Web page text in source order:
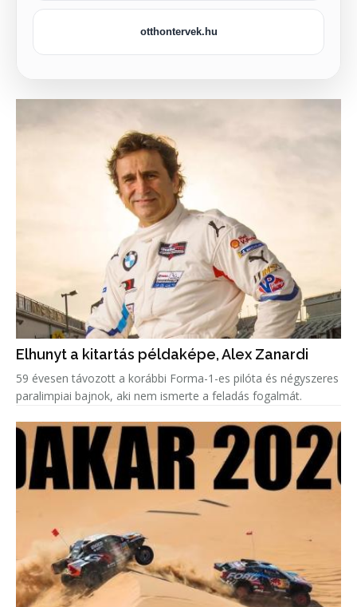
otthontervek.hu
Elhunyt a kitartás példaképe, Alex Zanardi
59 évesen távozott a korábbi Forma-1-es pilóta és négyszeres
paralimpiai bajnok, aki nem ismerte a feladás fogalmát.